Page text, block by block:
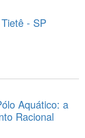
- SP
Aquático: a
Racional